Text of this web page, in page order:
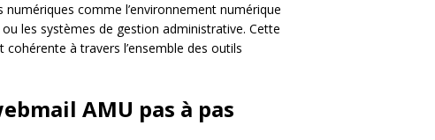
comme l’environnement numérique
les systèmes de gestion administrative. Cette
à travers l’ensemble des outils
AMU pas à pas